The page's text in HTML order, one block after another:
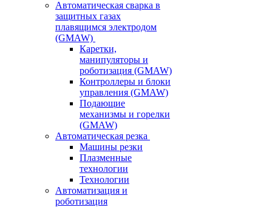
Автоматическая сварка в
защитных газах
плавящимся электродом
(GMAW)
Каретки,
манипуляторы и
роботизация (GMAW)
Контроллеры и блоки
управления (GMAW)
Подающие
механизмы и горелки
(GMAW)
Автоматическая резка
Машины резки
Плазменные
технологии
Технологии
Автоматизация и
роботизация